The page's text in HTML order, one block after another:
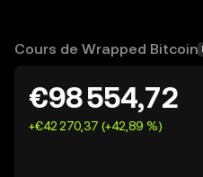
automatiquement générés
d’investissement et n’est
potentielles.
Cours de Wrapped Bitcoin
€98 554,72
+€42 270,37 (+42,89 %)